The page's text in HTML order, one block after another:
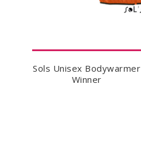
Sols Unisex Bodywarmer
Winner